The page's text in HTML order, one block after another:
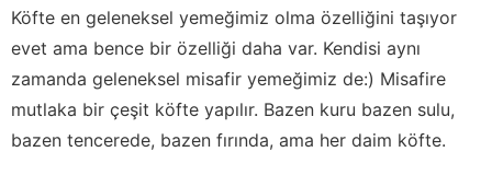
Köfte en geleneksel yemeğimiz olma özelliğini taşıyor
evet ama bence bir özelliği daha var. Kendisi aynı
zamanda geleneksel misafir yemeğimiz de:) Misafire
mutlaka bir çeşit köfte yapılır. Bazen kuru bazen sulu,
bazen tencerede, bazen fırında, ama her daim köfte.